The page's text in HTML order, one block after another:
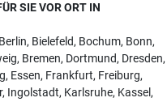
SIE VOR ORT IN
Berlin, Bielefeld, Bochum, Bonn,
, Bremen, Dortmund, Dresden,
, Essen, Frankfurt, Freiburg,
, Ingolstadt, Karlsruhe, Kassel,